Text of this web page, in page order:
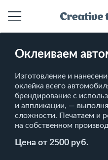
Оклеиваем
Изготовление и
оклейка всего
брендирование с
и аппликации, —
сложности. Печатаем и
на собственном
Цена от 2500 руб.